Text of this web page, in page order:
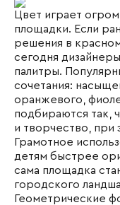
Цвет играет
площадки. Если
решения в
сегодня
палитры.
сочетания:
оранжевого,
подбираются так,
и творчество, при
Грамотное
детям быстрее
сама площадка
городского
Геометрические